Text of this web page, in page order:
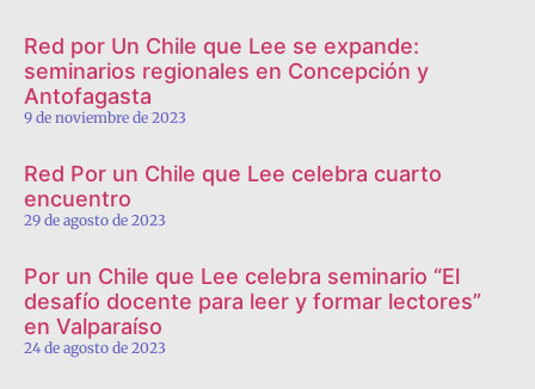
Red por Un Chile que Lee se expande:
seminarios regionales en Concepción y
Antofagasta
9 de noviembre de 2023
Red Por un Chile que Lee celebra cuarto
encuentro
29 de agosto de 2023
Por un Chile que Lee celebra seminario “El
desafío docente para leer y formar lectores”
en Valparaíso
24 de agosto de 2023